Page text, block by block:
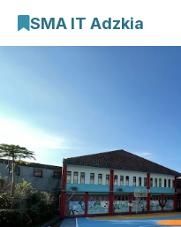
SMA IT Adzkia
E-Learning
Galeri Kegiatan